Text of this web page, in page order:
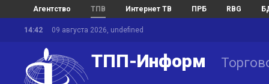
Агентство ТПВ Интернет ТВ ПРБ RBG
14:42 09 августа 2026, undefined
ТПП-Информ